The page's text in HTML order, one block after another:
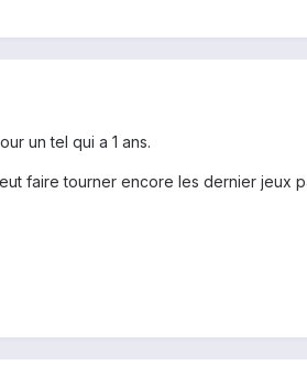
un tel qui a 1 ans.
faire tourner encore les dernier jeux